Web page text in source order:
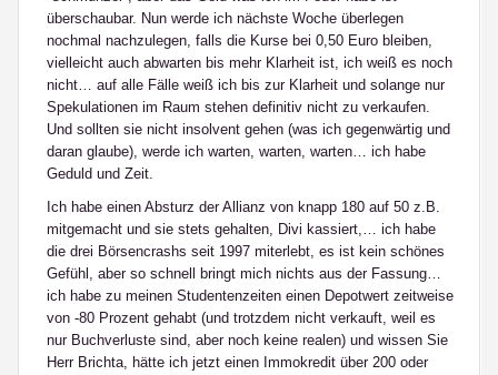
überschaubar. Nun werde ich nächste Woche überlegen
nochmal nachzulegen, falls die Kurse bei 0,50 Euro bleiben,
vielleicht auch abwarten bis mehr Klarheit ist, ich weiß es noch
nicht… auf alle Fälle weiß ich bis zur Klarheit und solange nur
Spekulationen im Raum stehen definitiv nicht zu verkaufen.
Und sollten sie nicht insolvent gehen (was ich gegenwärtig und
daran glaube), werde ich warten, warten, warten… ich habe
Geduld und Zeit.
Ich habe einen Absturz der Allianz von knapp 180 auf 50 z.B.
mitgemacht und sie stets gehalten, Divi kassiert,… ich habe
die drei Börsencrashs seit 1997 miterlebt, es ist kein schönes
Gefühl, aber so schnell bringt mich nichts aus der Fassung…
ich habe zu meinen Studentenzeiten einen Depotwert zeitweise
von -80 Prozent gehabt (und trotzdem nicht verkauft, weil es
nur Buchverluste sind, aber noch keine realen) und wissen Sie
Herr Brichta, hätte ich jetzt einen Immokredit über 200 oder